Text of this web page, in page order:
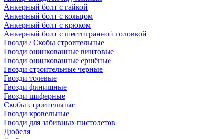
Анкерный болт с гайкой
Анкерный болт с кольцом
Анкерный болт с крюком
Анкерный болт с шестигранной головкой
Гвозди / Скобы строительные
Гвозди оцинкованные винтовые
Гвозди оцинкованные ершёные
Гвозди строительные черные
Гвозди толевые
Гвозди финишные
Гвозди шиферные
Скобы строительные
Гвозди кровельные
Гвозди для забивных пистолетов
Дюбеля